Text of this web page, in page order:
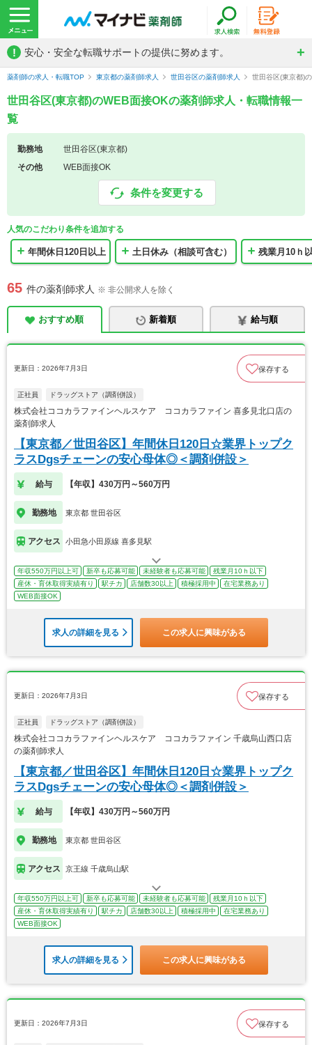
! 安心・安全な転職サポートの提供に努めます。
薬剤師の求人・転職TOP 東京都の薬剤師求人 世田谷区の薬剤師求人 世田谷区(東京都)
世田谷区(東京都)のWEB面接OKの薬剤師求人・転職情報一
覧
勤務地
世田谷区(東京都)
その他
WEB面接OK
条件を変更する
人気のこだわり条件を追加する
年間休日120日以上 土日休み（相談可含む） 残業月10ｈ
65 件の薬剤師求人 ※ 非公開求人を除く
おすすめ順 新着順 給与順
更新日：2026年7月3日 保存する
正社員 ドラッグストア（調剤併設）
株式会社ココカラファインヘルスケア ココカラファイン 喜多見北口店の
薬剤師求人
【東京都／世田谷区】年間休日120日☆業界トップク
ラスDgsチェーンの安心母体◎＜調剤併設＞
給与 【年収】430万円～560万円
勤務地 東京都 世田谷区
アクセス 小田急小田原線 喜多見駅
年収550万円以上可 新卒も応募可能 未経験者も応募可能
残業月10ｈ以下
産休・育休取得実績有り
駅チカ 店舗数30以上 積極採用中
在宅業務あり
WEB面接OK
求人の詳細を見る この求人に興味がある
更新日：2026年7月3日 保存する
正社員 ドラッグストア（調剤併設）
株式会社ココカラファインヘルスケア ココカラファイン 千歳烏山西口店
の薬剤師求人
【東京都／世田谷区】年間休日120日☆業界トップク
ラスDgsチェーンの安心母体◎＜調剤併設＞
給与 【年収】430万円～560万円
勤務地 東京都 世田谷区
アクセス 京王線 千歳烏山駅
年収550万円以上可 新卒も応募可能 未経験者も応募可能
残業月10ｈ以下
産休・育休取得実績有り
駅チカ 店舗数30以上 積極採用中
在宅業務あり
WEB面接OK
求人の詳細を見る この求人に興味がある
更新日：2026年7月3日 保存する